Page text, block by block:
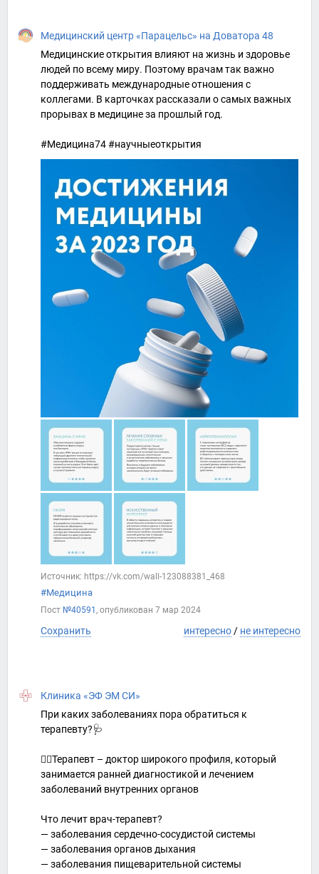
Медицинский центр «Парацельс» на Доватора 48
Медицинские открытия влияют на жизнь и здоровье
людей по всему миру. Поэтому врачам так важно
поддерживать международные отношения с
коллегами. В карточках рассказали о самых важных
прорывах в медицине за прошлый год.
#Медицина74 #научныеоткрытия
Источник: https://vk.com/wall-123088381_468
#Медицина
Пост №40591 , опубликован 7 мар 2024
Сохранить интересно/ не интересно
Клиника «ЭФ ЭМ СИ»
При каких заболеваниях пора обратиться к
терапевту?🩺
☝🏻Терапевт – доктор широкого профиля, который
занимается ранней диагностикой и лечением
заболеваний внутренних органов
Что лечит врач-терапевт?
— заболевания сердечно-сосудистой системы
— заболевания органов дыхания
— заболевания пищеварительной системы